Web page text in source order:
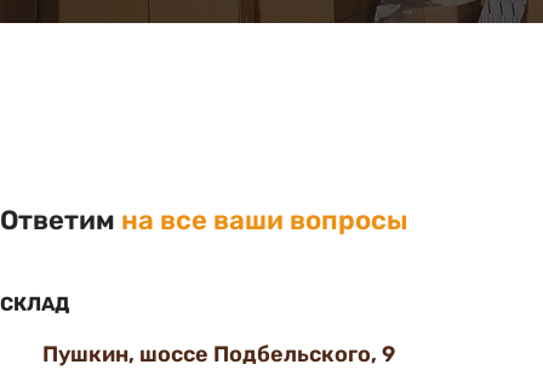
Ответим на все ваши вопросы
СКЛАД
Пушкин, шоссе Подбельского, 9